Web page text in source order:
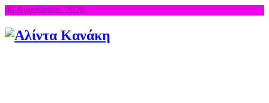
06 Αυγούστου, 2026